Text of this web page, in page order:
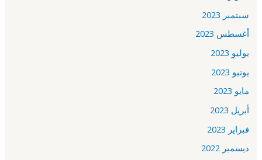
سبتمبر 2023
أغسطس 2023
يوليو 2023
يونيو 2023
مايو 2023
أبريل 2023
فبراير 2023
ديسمبر 2022